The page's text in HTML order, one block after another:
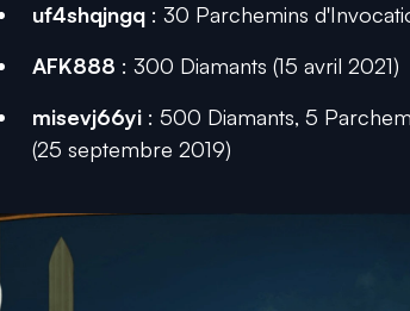
uf4shqjngq : 30 Parchemins
AFK888 : 300 Diamants (15 avril 2021)
misevj66yi : 500 Diamants, 5
(25 septembre 2019)